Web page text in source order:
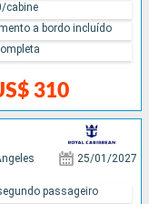
310
cabine
a bordo incluído
25/01/2027
passageiro